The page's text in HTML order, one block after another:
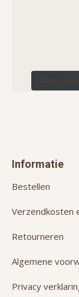
Meer
Informatie
Bestellen
Verzendkosten
Retourneren
Algemene
Privacy